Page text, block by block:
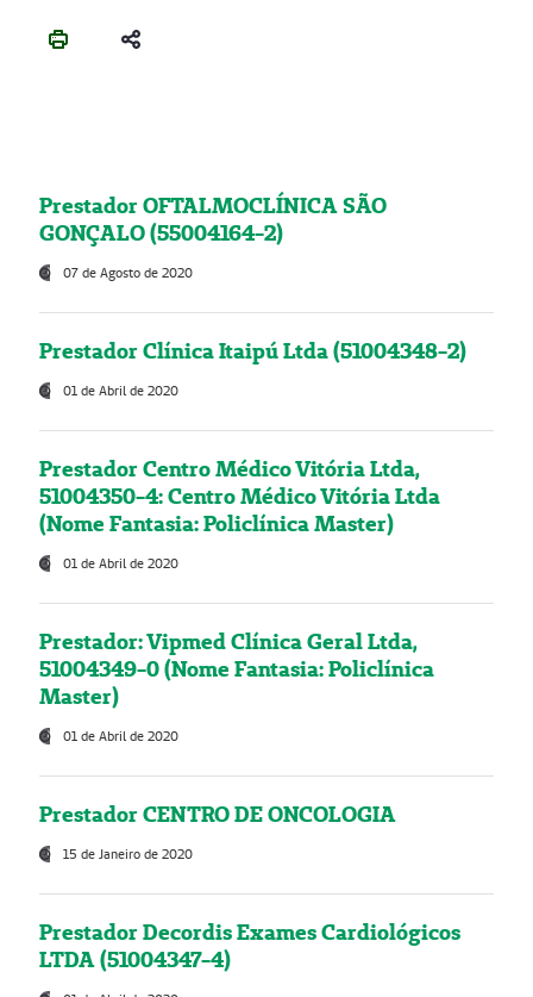
Prestador OFTALMOCLÍNICA SÃO
GONÇALO (55004164-2)
07 de Agosto de 2020
Prestador Clínica Itaipú Ltda (51004348-2)
01 de Abril de 2020
Prestador Centro Médico Vitória Ltda,
51004350-4: Centro Médico Vitória Ltda
(Nome Fantasia: Policlínica Master)
01 de Abril de 2020
Prestador: Vipmed Clínica Geral Ltda,
51004349-0 (Nome Fantasia: Policlínica
Master)
01 de Abril de 2020
Prestador CENTRO DE ONCOLOGIA
15 de Janeiro de 2020
Prestador Decordis Exames Cardiológicos
LTDA (51004347-4)